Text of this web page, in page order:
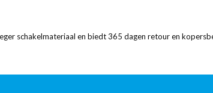
schakelmateriaal en biedt 365 dagen retour en